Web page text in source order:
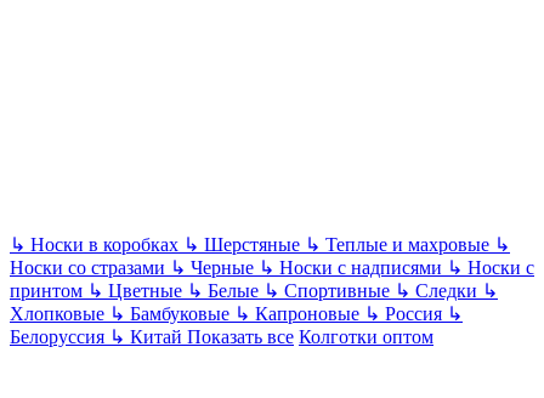
↳ Носки в коробках ↳ Шерстяные ↳ Теплые и махровые ↳
Носки со стразами ↳ Черные ↳ Носки с надписями ↳ Носки с
принтом ↳ Цветные ↳ Белые ↳ Спортивные ↳ Следки ↳
Хлопковые ↳ Бамбуковые ↳ Капроновые ↳ Россия ↳
Белоруссия ↳ Китай Показать все Колготки оптом